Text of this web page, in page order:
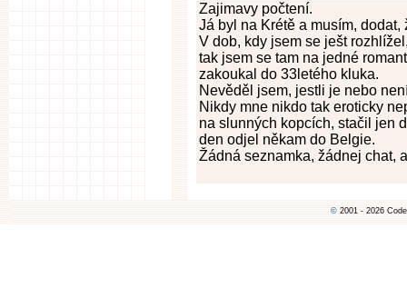
Zajimavy počtení.
Já byl na Krétě a musím,
V dob, kdy jsem se ješt
tak jsem se tam na jedné
zakoukal do 33letého kluka.
Nevěděl jsem, jestli je nebo
Nikdy mne nikdo tak eroticky
na slunných kopcích, stačil jen
den odjel někam do Belgie.
Žádná seznamka, žádnej chat,
© 2001 - 2026